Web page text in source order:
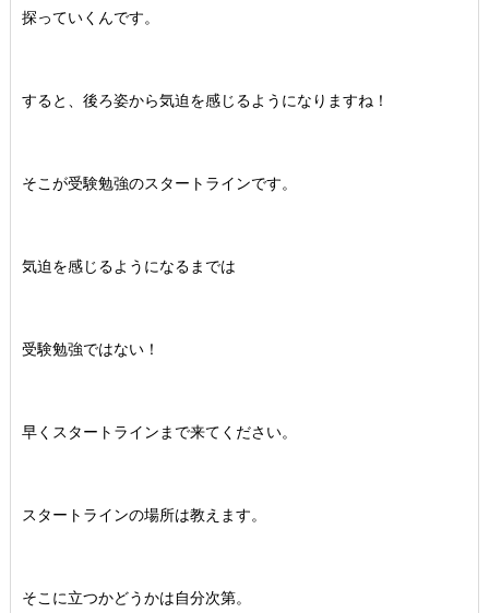
探っていくんです。
すると、後ろ姿から気迫を感じるようになりますね！
そこが受験勉強のスタートラインです。
気迫を感じるようになるまでは
受験勉強ではない！
早くスタートラインまで来てください。
スタートラインの場所は教えます。
そこに立つかどうかは自分次第。